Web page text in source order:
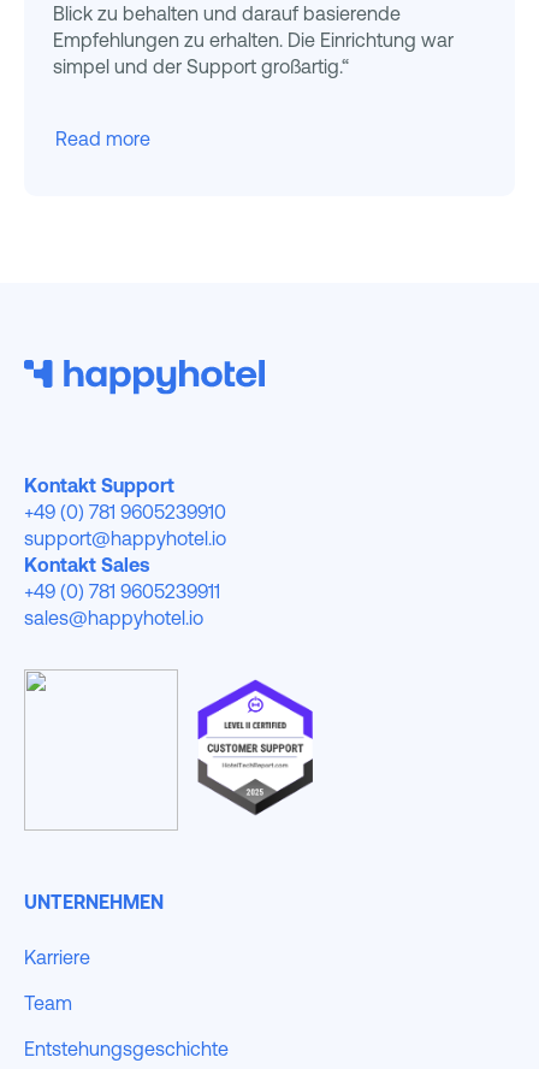
Blick zu behalten und darauf basierende
Empfehlungen zu erhalten. Die Einrichtung war
simpel und der Support großartig.“
Read more
Kontakt Support
+49 (0) 781 9605239910
support@happyhotel.io
Kontakt Sales
+49 (0) 781 9605239911
sales@happyhotel.io
UNTERNEHMEN
Karriere
Team
Entstehungsgeschichte